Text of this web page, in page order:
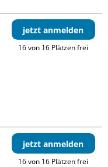
jetzt anmelden
16 von 16 Plätzen frei
jetzt anmelden
16 von 16 Plätzen frei